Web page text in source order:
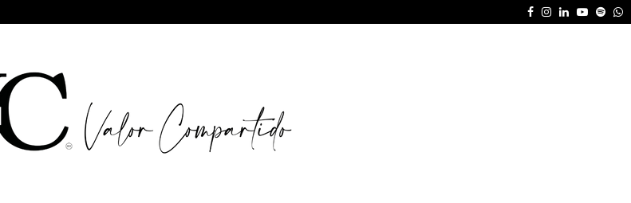
Facebook
Instagram
LinkedinYoutube